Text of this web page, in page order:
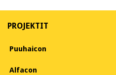
PROJEKTIT
Puuhaicon
Alfacon